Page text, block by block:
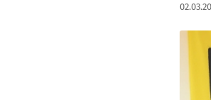
Data